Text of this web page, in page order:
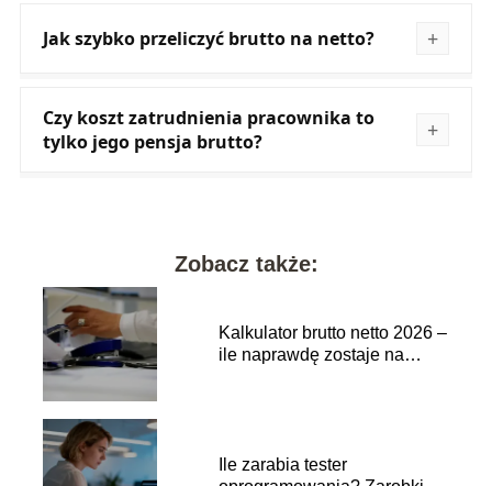
Jak szybko przeliczyć brutto na netto?
Czy koszt zatrudnienia pracownika to
tylko jego pensja brutto?
Zobacz także:
Kalkulator brutto netto 2026 –
ile naprawdę zostaje na
Ile zarabia tester